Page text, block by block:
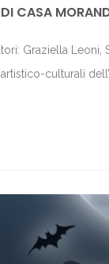
CASA
Graziella
culturali